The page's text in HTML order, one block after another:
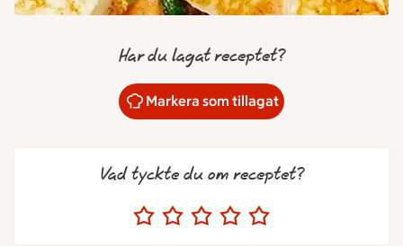
Har du lagat receptet?
Markera som tillagat
Vad tyckte du om receptet?